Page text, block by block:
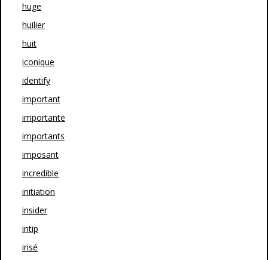
huge
huilier
huit
iconique
identify
important
importante
importants
imposant
incredible
initiation
insider
intip
irisé